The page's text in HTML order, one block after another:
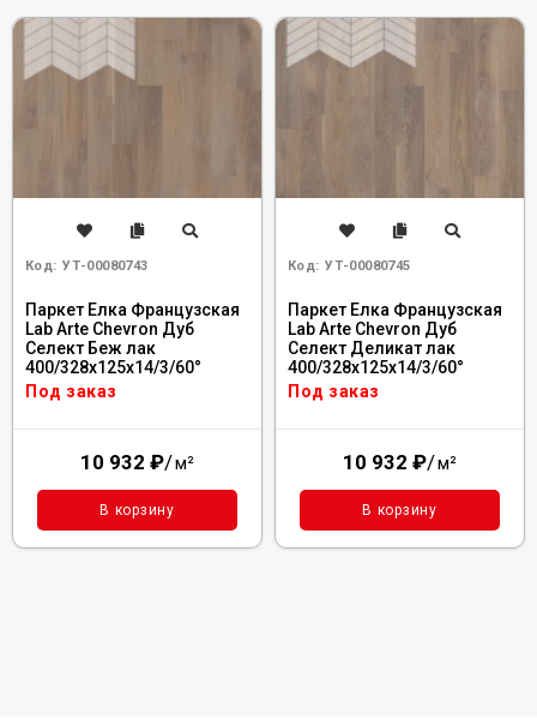
Код: УТ-00080743
Паркет Елка Французская
Lab Arte Chevron Дуб
Селект Беж лак
400/328х125х14/3/60°
Под заказ
10 932 ₽/м²
В корзину
Код: УТ-00080745
Паркет Елка Французская
Lab Arte Chevron Дуб
Селект Деликат лак
400/328х125х14/3/60°
Под заказ
10 932 ₽/м²
В корзину